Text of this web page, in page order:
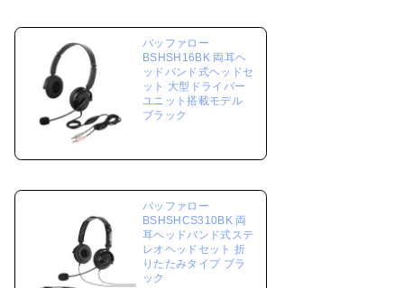
バッファロー
BSHSH16BK 両耳ヘ
ッドバンド式ヘッドセ
ット 大型ドライバー
ユニット搭載モデル
ブラック
バッファロー
BSHSHCS310BK 両
耳ヘッドバンド式ステ
レオヘッドセット 折
りたたみタイプ ブラ
ック